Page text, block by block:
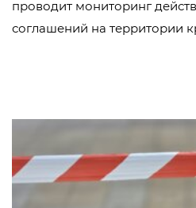
проводит мониторинг
соглашений на территории